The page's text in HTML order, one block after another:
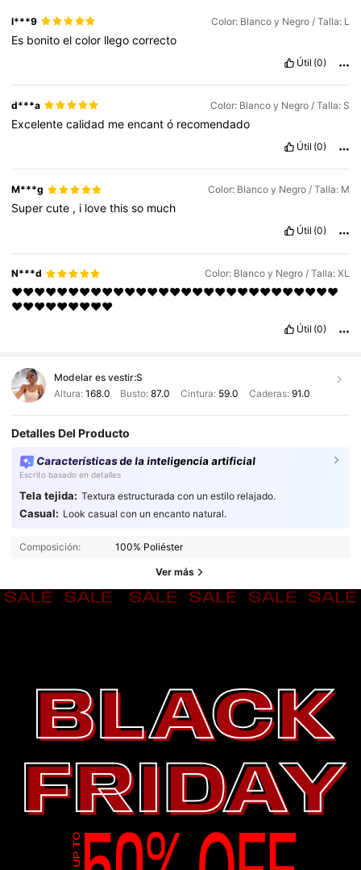
l***9 Color: Blanco y Negro / Talla: L
Es bonitoelcolor llegocorrecto
Útil (0)
d***a Color: Blanco y Negro / Talla: S
Excelentecalidad meencantó recomendado
Útil (0)
M***g Color: Blanco y Negro / Talla: M
Supercute , i lovethisso much
Útil (0)
N***d Color: Blanco y Negro / Talla: XL
❤️❤️❤️❤️❤️❤️❤️❤️❤️❤️❤️❤️❤️❤️❤️❤️❤️❤️❤️❤️❤️❤️❤️❤️❤️❤️❤️❤️❤️
❤️❤️❤️❤️❤️❤️❤️❤️❤️
Útil (0)
Modelar es vestir:S
Altura: 168.0 Busto:87.0 Cintura: 59.0 Caderas: 91.0
Detalles Del Producto
Características de la inteligencia artificial
Escrito basado en detalles
Tela tejida: Textura estructurada con un estilo relajado.
Casual: Look casual con un encanto natural.
Composición: 100% Poliéster
Ver más